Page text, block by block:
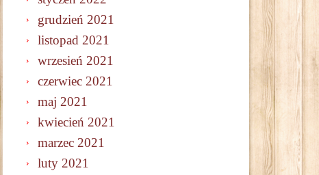
grudzień 2021
listopad 2021
wrzesień 2021
czerwiec 2021
maj 2021
kwiecień 2021
marzec 2021
luty 2021